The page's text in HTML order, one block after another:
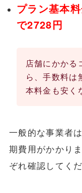
プラン基本
で2728円
店舗にかかる
ら、手数料は
本料金も安く
一般的な事業者
期費用がかかり
ぞれ確認してくだ